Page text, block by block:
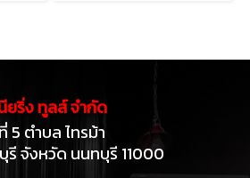
ยริ่ง ทูลส์ จำกัด
5 ตำบล ไทรม้า
จังหวัด นนทบุรี 11000